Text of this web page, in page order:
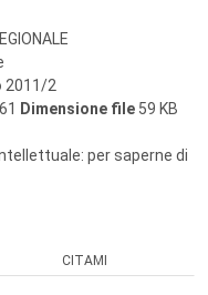
2011/2
Dimensione file 59 KB
per saperne di
CITAMI